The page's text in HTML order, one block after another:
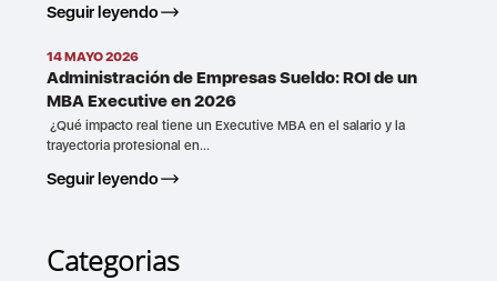
Seguir leyendo
14 MAYO 2026
Administración de Empresas Sueldo: ROI de un
MBA Executive en 2026
¿Qué impacto real tiene un Executive MBA en el salario y la
trayectoria profesional en...
Seguir leyendo
Categorias